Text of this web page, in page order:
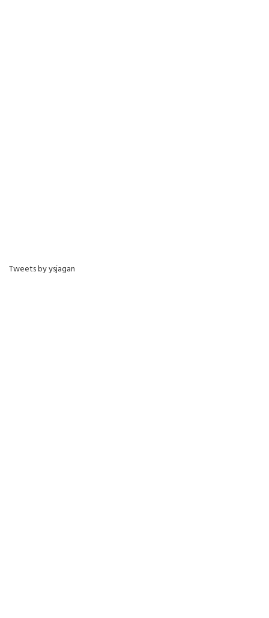
Tweets by ysjagan